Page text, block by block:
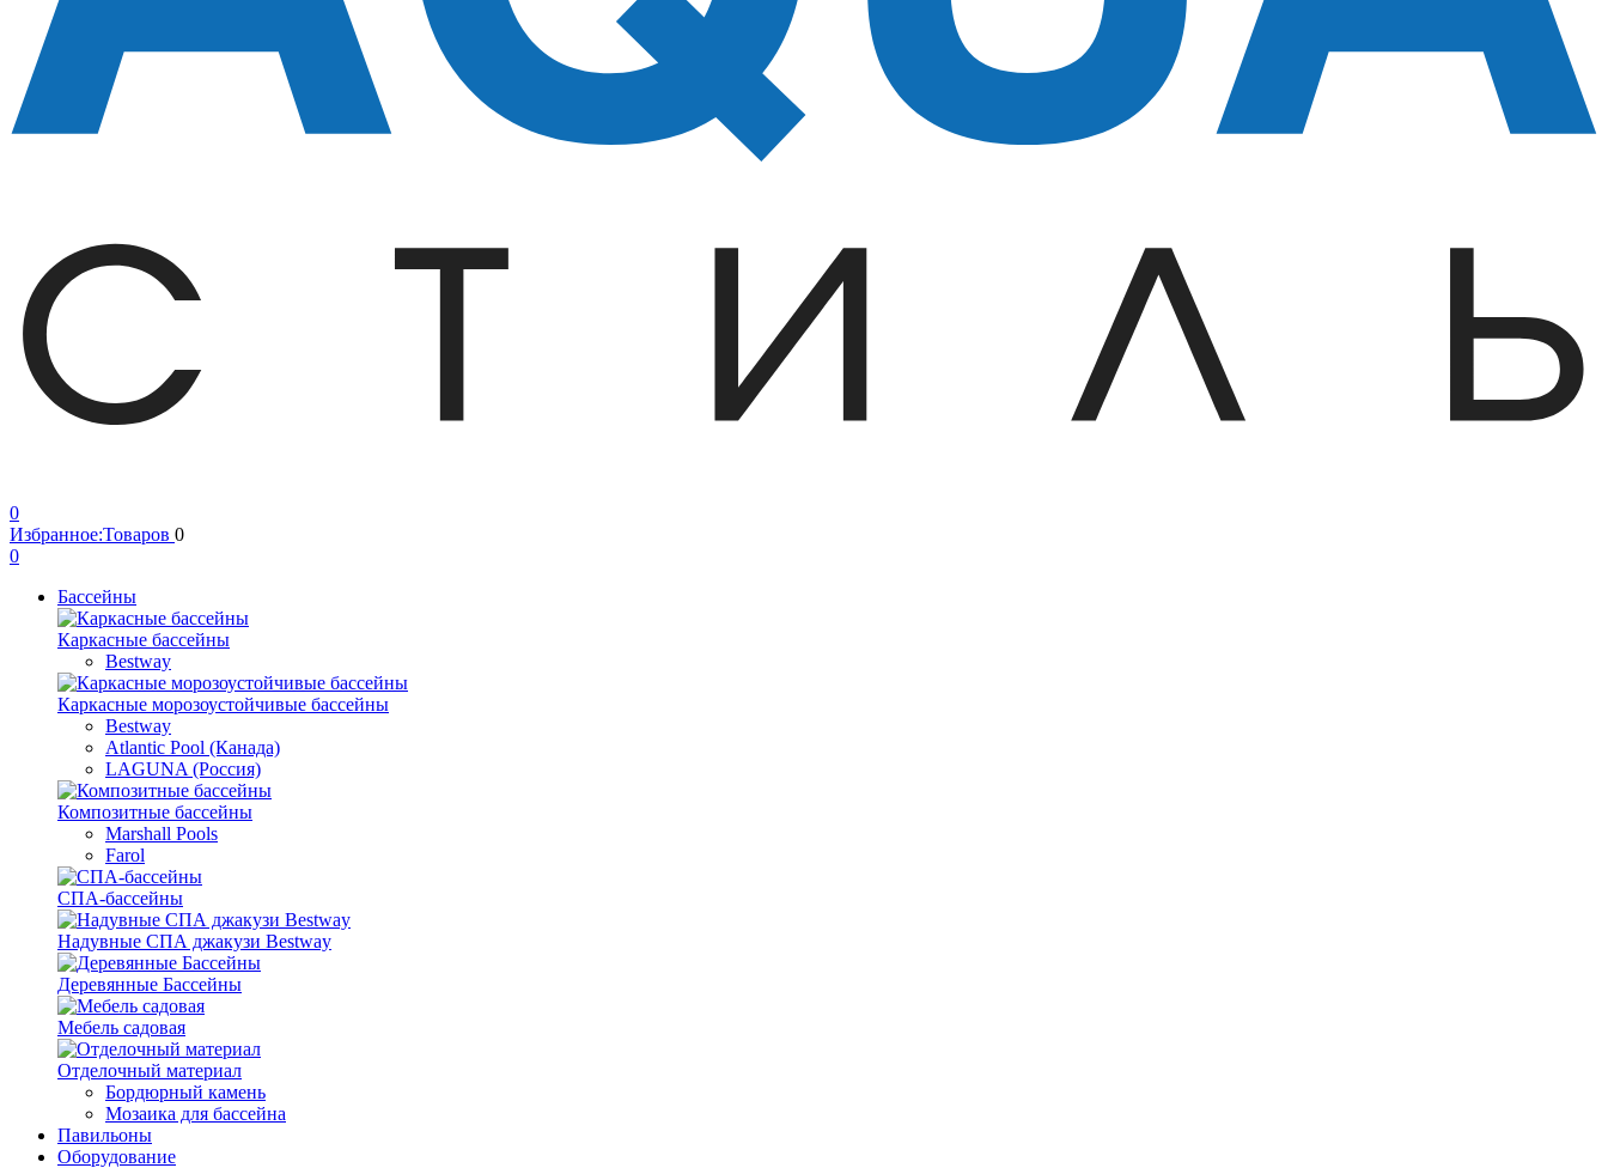
0
Избранное:Товаров 0
0
Бассейны
Каркасные бассейны
Bestway
Каркасные морозоустойчивые бассейны
Bestway
Atlantic Pool (Канада)
LAGUNA (Россия)
Композитные бассейны
Marshall Pools
Farol
СПА-бассейны
Надувные СПА джакузи Bestway
Деревянные Бассейны
Мебель садовая
Отделочный материал
Бордюрный камень
Мозаика для бассейна
Павильоны
Оборудование